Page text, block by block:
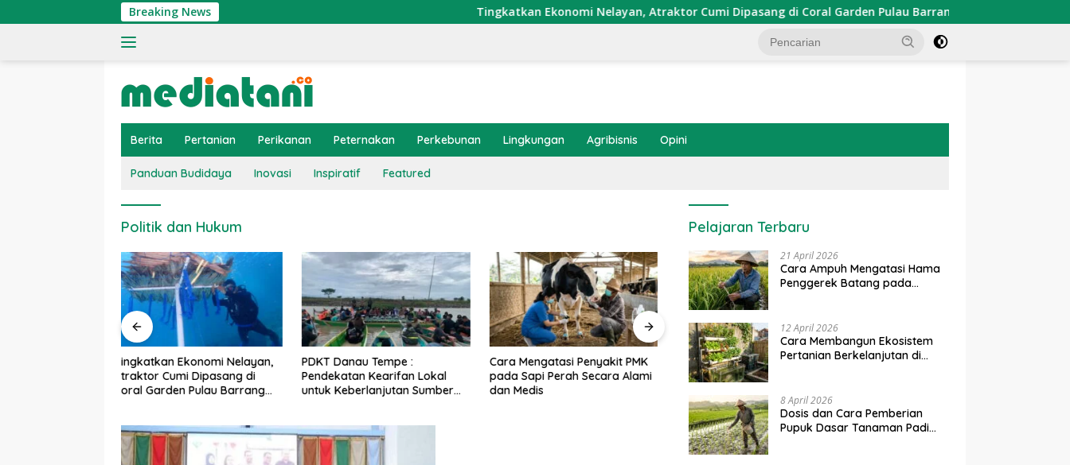
ke
Breaking News Tingkatkan Ekonomi Nelayan, Atraktor Cumi Dipasang di Coral Garden Pulau Barrang Caddi
Berita Pertanian Perikanan Peternakan Perkebunan Lingkungan Agribisnis Opini
Panduan Budidaya Inovasi Inspiratif Featured
Politik dan Hukum
PDKT Danau Tempe :
Pendekatan Kearifan Lokal
untuk Keberlanjutan Sumber
Cara Mengatasi Penyakit PMK
pada Sapi Perah Secara Alami
dan Medis
Dosis dan Cara Pemupukan
Tanaman Padi pada Fase
Vegetatif Aktif yang Tepat
Penerapan IoT dalam
Pertanian Modern di Indonesia
Ekonomi Sumber Daya Lahan:
Pelajaran Terbaru
21 April 2026
Cara Ampuh Mengatasi Hama
Penggerek Batang pada
12 April 2026
Cara Membangun Ekosistem
Pertanian Berkelanjutan di
8 April 2026
Dosis dan Cara Pemberian
Pupuk Dasar Tanaman Padi